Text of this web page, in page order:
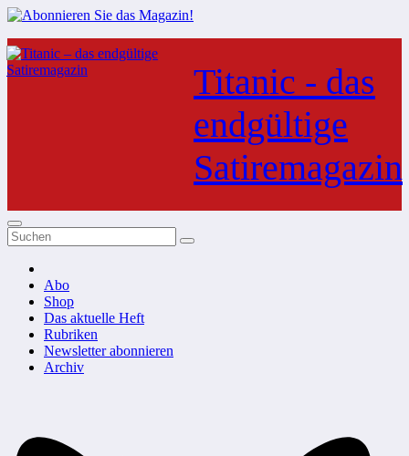
Zum
Inhalt
springen
Titanic - das
endgültige
Satiremagazin
Abo
Shop
Das aktuelle Heft
Rubriken
Newsletter abonnieren
Archiv